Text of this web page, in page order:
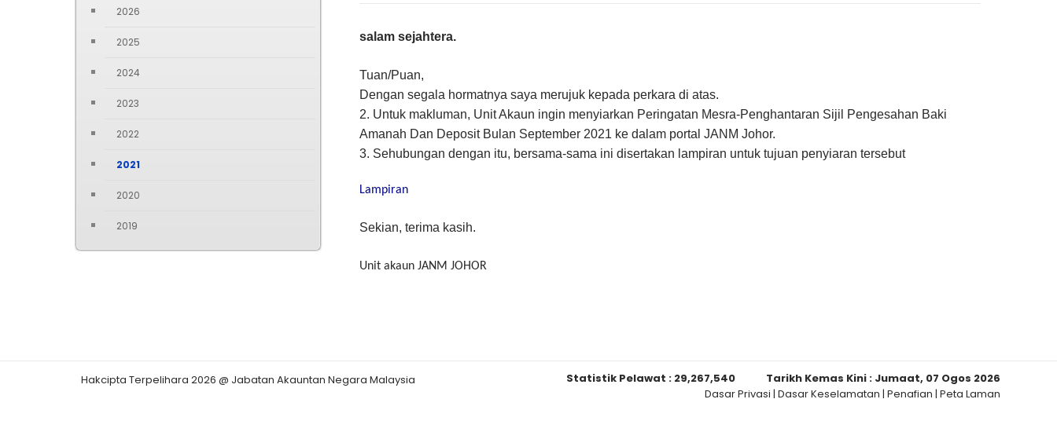
2026
2025
2024
2023
2022
2021
2020
2019
salam sejahtera.
Tuan/Puan,
Dengan segala hormatnya saya merujuk kepada perkara di atas.
2. Untuk makluman, Unit Akaun ingin menyiarkan Peringatan Mesra-Penghantaran Sijil Pengesahan Baki
Amanah Dan Deposit Bulan September 2021 ke dalam portal JANM Johor.
3. Sehubungan dengan itu, bersama-sama ini disertakan lampiran untuk tujuan penyiaran tersebut
Lampiran
Sekian, terima kasih.
Unit akaun JANM JOHOR
Hakcipta Terpelihara 2026 @ Jabatan Akauntan Negara Malaysia Statistik Pelawat : 29,267,540 Tarikh Kemas Kini : Jumaat, 07 Ogos 2026
Dasar Privasi | Dasar Keselamatan | Penafian | Peta Laman